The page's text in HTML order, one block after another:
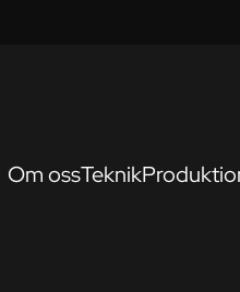
Om ossTeknik